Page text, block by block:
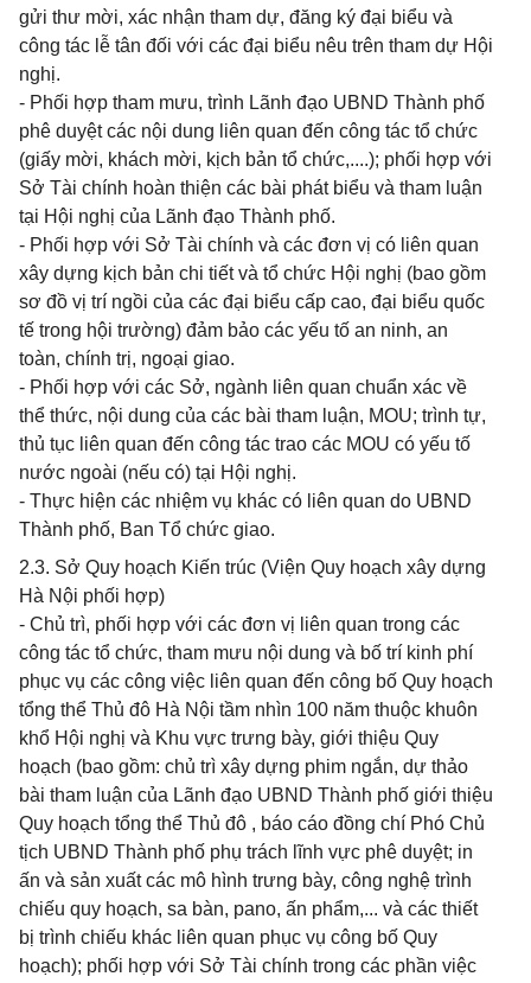
gửi thư mời, xác nhận tham dự, đăng ký đại biểu và
công tác lễ tân đối với các đại biểu nêu trên tham dự Hội
nghị.
- Phối hợp tham mưu, trình Lãnh đạo UBND Thành phố
phê duyệt các nội dung liên quan đến công tác tổ chức
(giấy mời, khách mời, kịch bản tổ chức,....); phối hợp với
Sở Tài chính hoàn thiện các bài phát biểu và tham luận
tại Hội nghị của Lãnh đạo Thành phố.
- Phối hợp với Sở Tài chính và các đơn vị có liên quan
xây dựng kịch bản chi tiết và tổ chức Hội nghị (bao gồm
sơ đồ vị trí ngồi của các đại biểu cấp cao, đại biểu quốc
tế trong hội trường) đảm bảo các yếu tố an ninh, an
toàn, chính trị, ngoại giao.
- Phối hợp với các Sở, ngành liên quan chuẩn xác về
thể thức, nội dung của các bài tham luận, MOU; trình tự,
thủ tục liên quan đến công tác trao các MOU có yếu tố
nước ngoài (nếu có) tại Hội nghị.
- Thực hiện các nhiệm vụ khác có liên quan do UBND
Thành phố, Ban Tổ chức giao.
2.3. Sở Quy hoạch Kiến trúc (Viện Quy hoạch xây dựng
Hà Nội phối hợp)
- Chủ trì, phối hợp với các đơn vị liên quan trong các
công tác tổ chức, tham mưu nội dung và bố trí kinh phí
phục vụ các công việc liên quan đến công bố Quy hoạch
tổng thể Thủ đô Hà Nội tầm nhìn 100 năm thuộc khuôn
khổ Hội nghị và Khu vực trưng bày, giới thiệu Quy
hoạch (bao gồm: chủ trì xây dựng phim ngắn, dự thảo
bài tham luận của Lãnh đạo UBND Thành phố giới thiệu
Quy hoạch tổng thể Thủ đô , báo cáo đồng chí Phó Chủ
tịch UBND Thành phố phụ trách lĩnh vực phê duyệt; in
ấn và sản xuất các mô hình trưng bày, công nghệ trình
chiếu quy hoạch, sa bàn, pano, ấn phẩm,... và các thiết
bị trình chiếu khác liên quan phục vụ công bố Quy
hoạch); phối hợp với Sở Tài chính trong các phần việc